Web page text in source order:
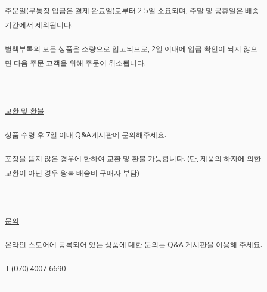
주문일(무통장 입금은 결제 완료일)로부터 2-5일 소요되며, 주말 및 공휴일은 배송
기간에서 제외됩니다.
별책부록의 모든 상품은 소량으로 입고되므로, 2일 이내에 입금 확인이 되지 않으
면 다음 주문 고객을 위해 주문이 취소됩니다.
교환 및 환불
상품 수령 후 7일 이내 Q&A게시판에 문의해주세요.
포장을 뜯지 않은 경우에 한하여 교환 및 환불 가능합니다. (단, 제품의 하자에 의한
교환이 아닌 경우 왕복 배송비 구매자 부담)
문의
온라인 스토어에 등록되어 있는 상품에 대한 문의는 Q&A 게시판을 이용해 주세요.
T (070) 4007-6690